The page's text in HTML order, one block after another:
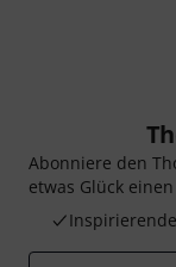
Abonniere den
etwas Glück